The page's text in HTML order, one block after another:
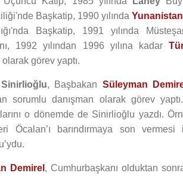
Başkatip, 1990 yılında Yunanistan
Başkatip, 1991 yılında
1992 yılından 1996 yılına kadar
görev yaptı.
, Başbakan Süleyman
sorumlu danışman olarak görev
o dönemde de Sinirlioğlu yazdı.
Öcalan’ı barındırmaya son vermesi
Demirel , Cumhurbaşkanı olduktan